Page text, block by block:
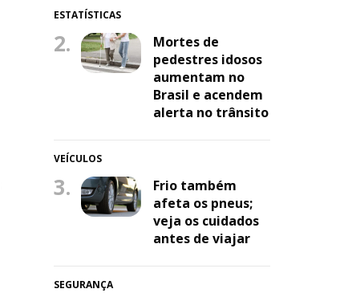
ESTATÍSTICAS
2.
Mortes de
pedestres idosos
aumentam no
Brasil e acendem
alerta no trânsito
VEÍCULOS
3.
Frio também
afeta os pneus;
veja os cuidados
antes de viajar
SEGURANÇA